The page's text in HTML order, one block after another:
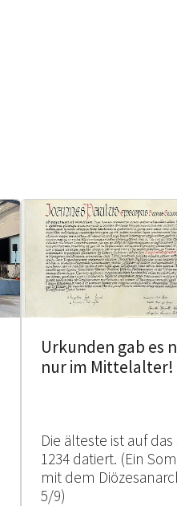
Urkunden gab es
nur im Mittelalter!
Die älteste ist auf das
1234 datiert. (Ein
mit dem
5/9)